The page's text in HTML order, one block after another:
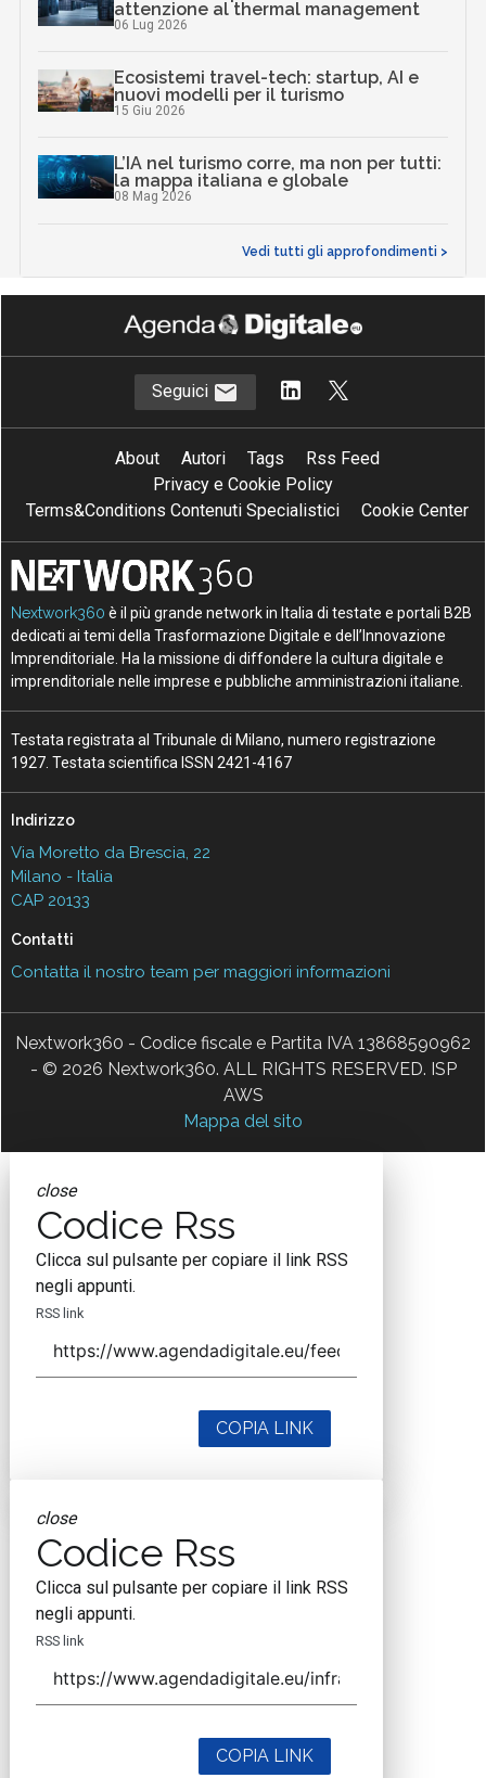
attenzione al thermal management
06 Lug 2026
Ecosistemi travel-tech: startup, AI e
nuovi modelli per il turismo
15 Giu 2026
L’IA nel turismo corre, ma non per tutti:
la mappa italiana e globale
08 Mag 2026
Vedi tutti gli approfondimenti >
Seguici
About Autori Tags
Rss Feed
Privacy e Cookie Policy
Terms&Conditions Contenuti Specialistici
Cookie Center
Nextwork360 è il più grande network in Italia di testate e portali B2B
dedicati ai temi della Trasformazione Digitale e dell’Innovazione
Imprenditoriale. Ha la missione di diffondere la cultura digitale e
imprenditoriale nelle imprese e pubbliche amministrazioni italiane.
Testata registrata al Tribunale di Milano, numero registrazione
1927. Testata scientifica ISSN 2421-4167
Indirizzo
Via Moretto da Brescia, 22
Milano - Italia
CAP 20133
Contatti
Contatta il nostro team per maggiori informazioni
Nextwork360 - Codice fiscale e Partita IVA 13868590962
- © 2026 Nextwork360. ALL RIGHTS RESERVED. ISP
AWS
Mappa del sito
close
Codice Rss
Clicca sul pulsante per copiare il link RSS
negli appunti.
RSS link
COPIA LINK
close
Codice Rss
Clicca sul pulsante per copiare il link RSS
negli appunti.
RSS link
COPIA LINK